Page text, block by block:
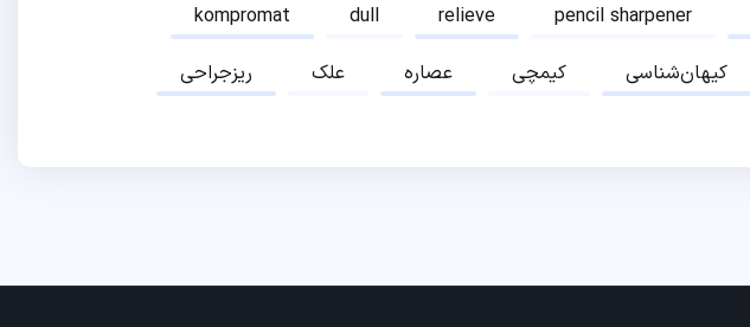
kompromat
dull relieve pencil sharpener
ریزجراحی
علک عصاره کیمچی کیهان‌شناسی